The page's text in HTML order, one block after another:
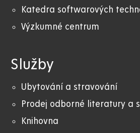
Katedra softwarových
Výzkumné centrum
Služby
Ubytování a stravování
Prodej odborné literatury a
Knihovna